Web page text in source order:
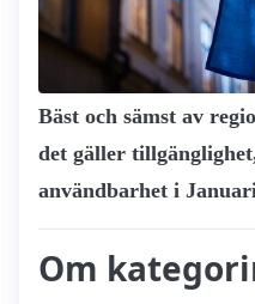
Bäst och sämst av
det gäller
användbarhet i
Om